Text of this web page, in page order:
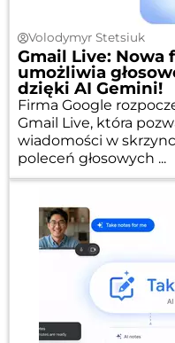
Volodymyr Stetsiuk
Gmail Live: Nowa
umożliwia
dzięki AI Gemini!
Firma Google
Gmail Live, która
wiadomości w
poleceń głosowych ...